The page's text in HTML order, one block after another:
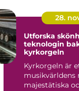
28.
Utforska
teknologin
kyrkorgeln
Kyrkorgeln är
musikvärldens
majestätiska